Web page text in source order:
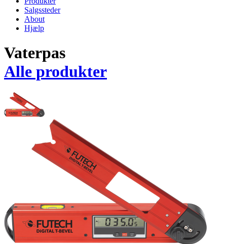
Salgssteder
About
Hjælp
Vaterpas
Alle produkter